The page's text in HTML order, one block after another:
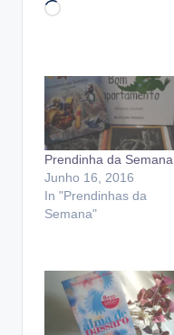
Loading…
Prendinha da Semana
Junho 16, 2016
In "Prendinhas da
Semana"